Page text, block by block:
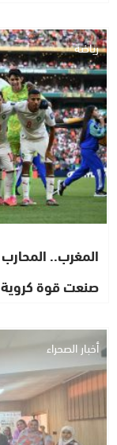
رياضة
المغرب..
صنعت قوة
أخبار الصحراء